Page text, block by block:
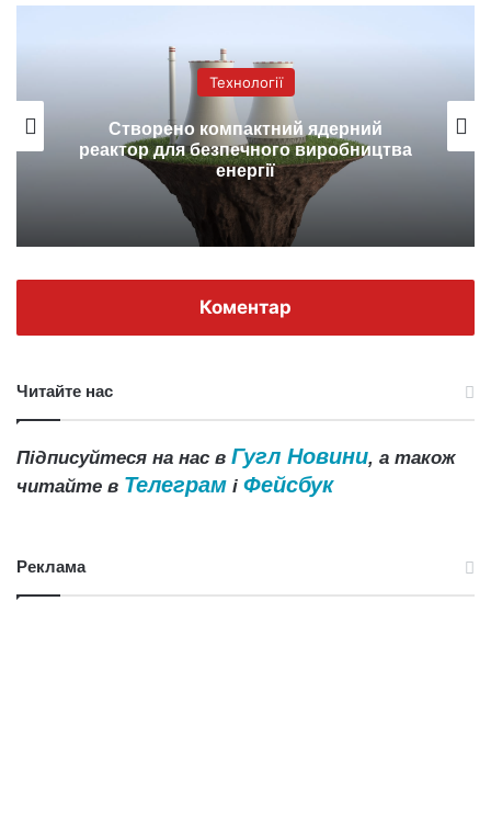
Технології
Створено компактний ядерний
реактор для безпечного виробництва
енергії
Коментар
Читайте нас
Підписуйтеся на нас в Гугл Новини, а також
читайте в Телеграм і Фейсбук
Реклама